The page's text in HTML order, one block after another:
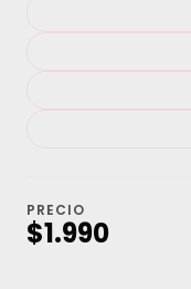
PRECIO
$1.990